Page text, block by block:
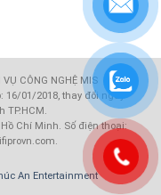
CÔNG NGHỆ MIS
01/2018, thay đổi ngày
TP.HCM.
Chí Minh. Số điện thoại:
An Entertainment